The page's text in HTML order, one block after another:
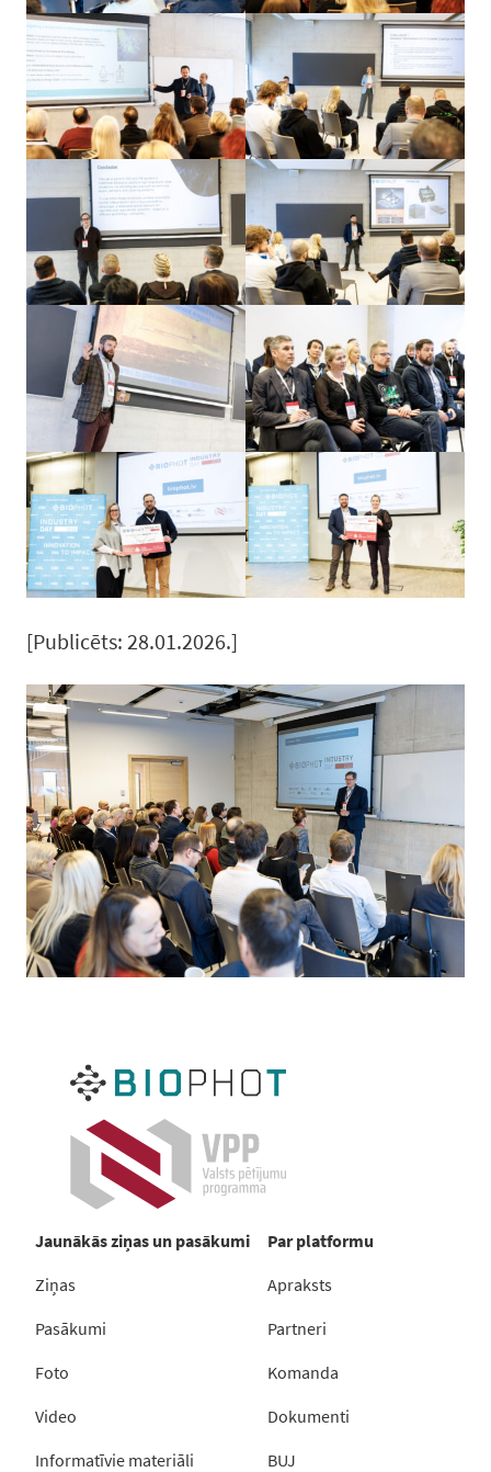
[Publicēts: 28.01.2026.]
Jaunākās ziņas un pasākumi
Ziņas
Pasākumi
Foto
Video
Informatīvie materiāli
Par platformu
Apraksts
Partneri
Komanda
Dokumenti
BUJ